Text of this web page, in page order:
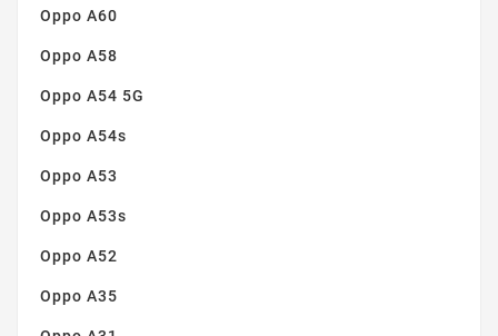
Oppo A60
Oppo A58
Oppo A54 5G
Oppo A54s
Oppo A53
Oppo A53s
Oppo A52
Oppo A35